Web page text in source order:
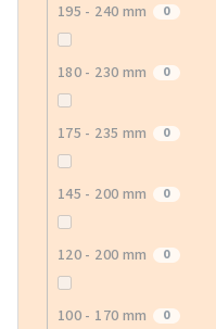
195 - 240 mm 0
180 - 230 mm 0
175 - 235 mm 0
145 - 200 mm 0
120 - 200 mm 0
100 - 170 mm 0